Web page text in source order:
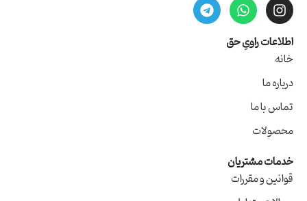
اطلاعات راویِ حق
خانه
درباره ما
تماس با ما
محصولات
خدمات مشتریان
قوانین و مقررات